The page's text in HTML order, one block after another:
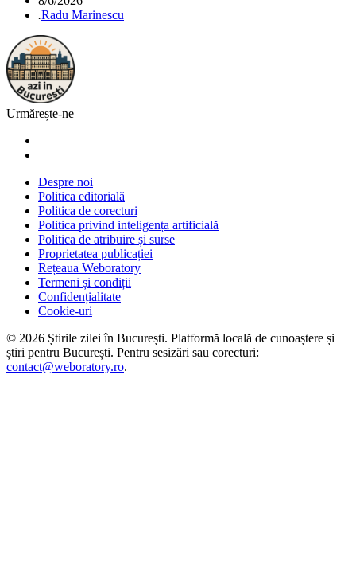
.Radu Marinescu
Urmărește-ne
Despre noi
Politica editorială
Politica de corecturi
Politica privind inteligența artificială
Politica de atribuire și surse
Proprietatea publicației
Rețeaua Weboratory
Termeni și condiții
Confidențialitate
Cookie-uri
© 2026 Știrile zilei în București. Platformă locală de cunoaștere și
știri pentru București. Pentru sesizări sau corecturi:
contact@weboratory.ro.